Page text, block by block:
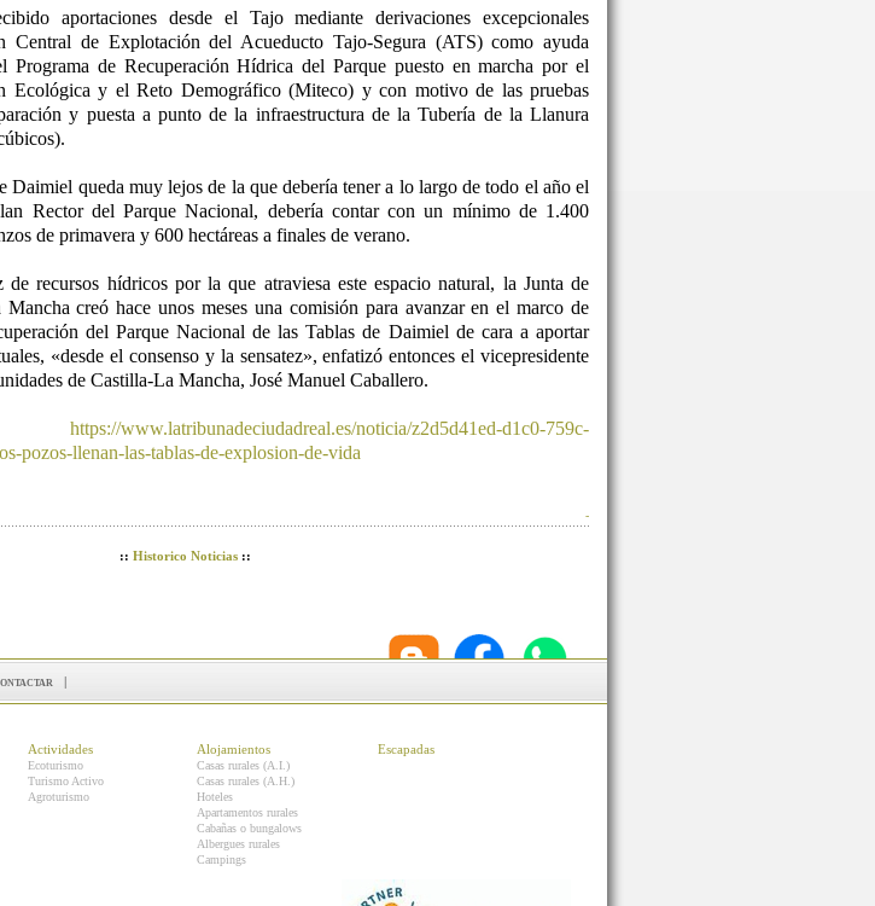
aportaciones desde el Tajo mediante derivaciones excepcionales
Central de Explotación del Acueducto Tajo-Segura (ATS) como ayuda
Programa de Recuperación Hídrica del Parque puesto en marcha por el
Ecológica y el Reto Demográfico (Miteco) y con motivo de las pruebas
y puesta a punto de la infraestructura de la Tubería de la Llanura
Daimiel queda muy lejos de la que debería tener a lo largo de todo el año el
Rector del Parque Nacional, debería contar con un mínimo de 1.400
de primavera y 600 hectáreas a finales de verano.
de recursos hídricos por la que atraviesa este espacio natural, la Junta de
creó hace unos meses una comisión para avanzar en el marco de
del Parque Nacional de las Tablas de Daimiel de cara a aportar
«desde el consenso y la sensatez», enfatizó entonces el vicepresidente
de Castilla-La Mancha, José Manuel Caballero.
https://www.latribunadeciudadreal.es/noticia/z2d5d41ed-d1c0-759c-
pozos-llenan-las-tablas-de-explosion-de-vida
-
:: Historico Noticias::
|
Actividades
Ecoturismo
Turismo Activo
Agroturismo
Alojamientos
Casas rurales (A.I.)
Casas rurales (A.H.)
Hoteles
Apartamentos rurales
Cabañas o bungalows
Albergues rurales
Campings
Escapadas